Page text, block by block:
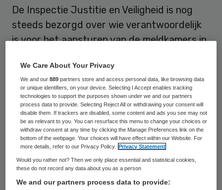
De Inspectie Justitie en Veiligheid is nog
steeds bezorgd over wie verantwoordelijk
is voor het aansturen van de meldkamers in
veiligheidsregio’s, 25 regionale
ambulancevoorzieningen, de Koninklijke
Marechaussee en de ministeries van
Justitie en Veiligheid,Volksgezondheid,
Welzijn en Sport en Defensie betrokken bij
de meldkamers.
De inspectie uitte in 2015 voor het eerst
We Care About Your Privacy
We and our889 partners store and access personal data, like browsing data
or unique identifiers, on your device. Selecting I Accept enables tracking
technologies to support the purposes shown under we and our partners
process data to provide. Selecting Reject All or withdrawing your consent will
disable them. If trackers are disabled, some content and ads you see may not
be as relevant to you. You can resurface this menu to change your choices or
withdraw consent at any time by clicking the Manage Preferences link on the
bottom of the webpage. Your choices will have effect within our Website. For
more details, refer to our Privacy Policy.
Privacy Statement
Would you rather not? Then we only place essential and statistical cookies,
these do not record any data about you as a person
We and our partners process data to provide: